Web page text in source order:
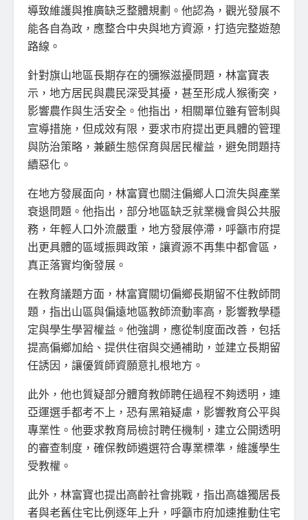
導致維護與推廣缺乏整體規劃。他認為，觀光發展不
能各自為政，應整合中央與地方資源，打造完整遊憩
路線。
針對旗山地區長期存在的獼猴滋擾問題，林富寶表
示，地方居民與農民深受其擾，甚至形成人猴衝突，
影響農作與生活安全。他指出，相關單位雖有管制與
宣導措施，但成效有限，要求市府提出更具體的管理
與防治策略，兼顧生態保育與居民權益，避免問題持
續惡化。
在地方發展面向，林富寶也關注偏鄉人口流失與產業
衰退問題。他指出，部分地區缺乏就業機會與公共服
務，年輕人口外流嚴重，地方發展停滯，呼籲市府提
出更具體的區域振興政策，讓資源不再集中都會區，
真正落實均衡發展。
在教育議題方面，林富寶關切偏鄉長期留不住教師問
題，指出山區與偏遠地區教師流動率高，影響教學穩
定與學生學習權益。他強調，應從制度面改善，包括
提高偏鄉加給、提供住宿與交通補助，並建立長期留
任誘因，讓優質師資願意扎根地方。
此外，他也質疑部分體育教師聘任過程不夠透明，連
亞運選手都考不上，恐有黑箱疑慮，影響教育公平與
專業性。他要求教育局檢討聘任機制，建立公開透明
的審查制度，確保教師遴選符合專業標準，維護學生
受教權。
此外，林富寶也提出高齡社會挑戰，指出高雄獨居長
者與老舊住宅比例逐年上升，呼籲市府加速推動住宅